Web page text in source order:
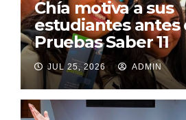
Chía motiva a sus
estudiantes antes
Pruebas Saber 11
JUL 25, 2026 ADMIN